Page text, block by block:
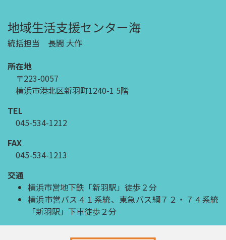
地域生活支援センター海
統括担当 長間 大作
所在地
〒223-0057
横浜市港北区新羽町1240-1 5階
TEL
045-534-1212
FAX
045-534-1213
交通
横浜市営地下鉄「新羽駅」徒歩２分
横浜市営バス４１系統、東急バス綱７２・７４系統
「新羽駅」下車徒歩２分